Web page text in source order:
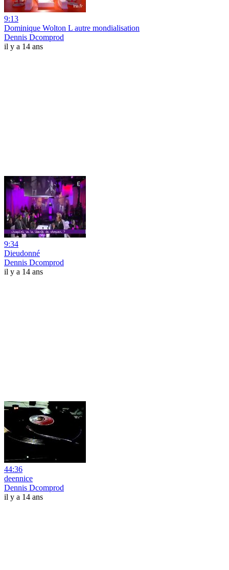
9:13
Dominique Wolton L autre mondialisation
Dennis Dcomprod
il y a 14 ans
9:34
Dieudonné
Dennis Dcomprod
il y a 14 ans
44:36
deennice
Dennis Dcomprod
il y a 14 ans